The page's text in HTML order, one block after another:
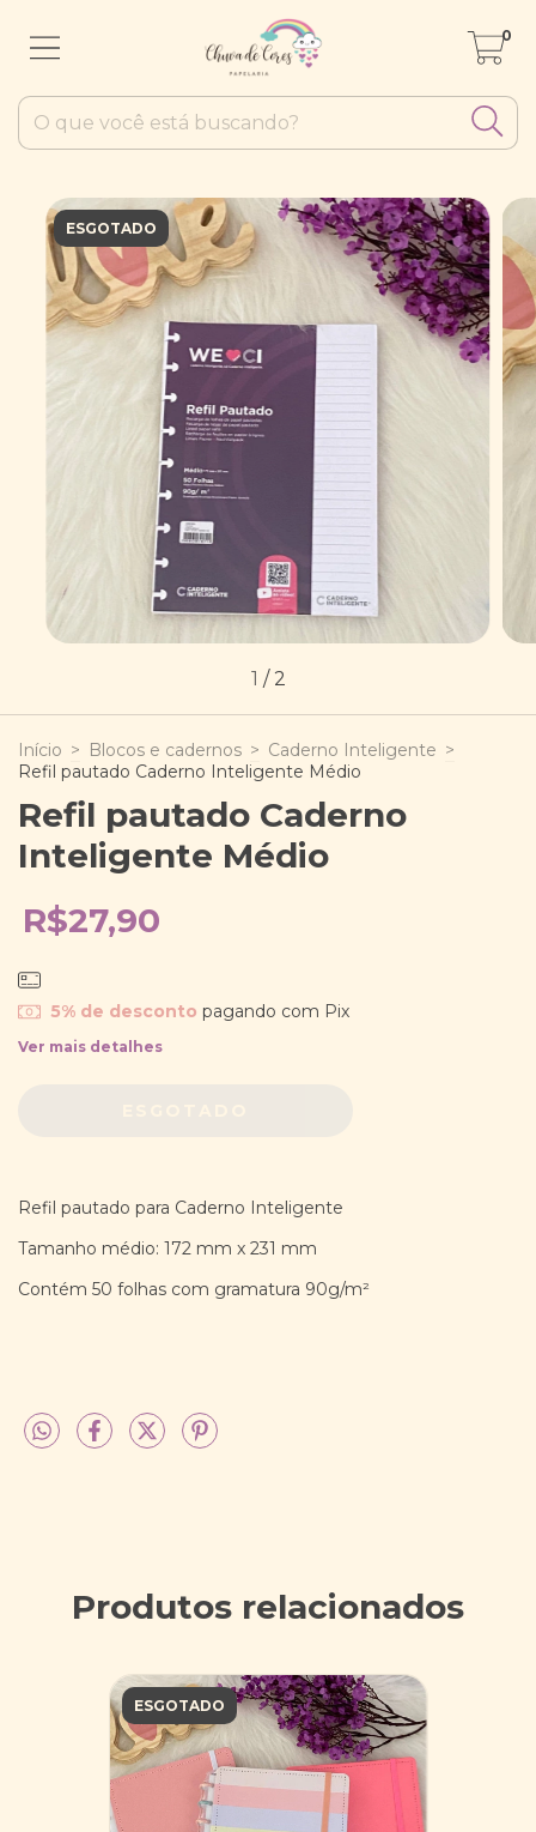
0
ESGOTADO
1 / 2
Início > Blocos e cadernos > Caderno Inteligente >
Refil pautado Caderno Inteligente Médio
Refil pautado Caderno
Inteligente Médio
R$27,90
5% de desconto pagando com Pix
Ver mais detalhes
Refil pautado para Caderno Inteligente
Tamanho médio: 172 mm x 231 mm
Contém 50 folhas com gramatura 90g/m²
Produtos relacionados
ESGOTADO